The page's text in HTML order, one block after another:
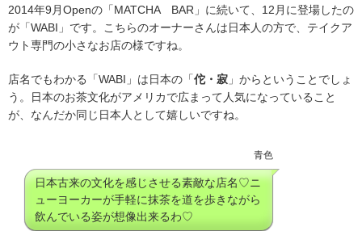
2014年9月Openの「MATCHA BAR」に続いて、12月に登場したの
が「WABI」です。こちらのオーナーさんは日本人の方で、テイクア
ウト専門の小さなお店の様ですね。
店名でもわかる「WABI」は日本の「佗・寂 」からということでしょ
う。日本のお茶文化がアメリカで広まって人気になっていること
が、なんだか同じ日本人として嬉しいですね。
青色
日本古来の文化を感じさせる素敵な店名♡ニ
ューヨーカーが手軽に抹茶を道を歩きながら
飲んでいる姿が想像出来るわ♡